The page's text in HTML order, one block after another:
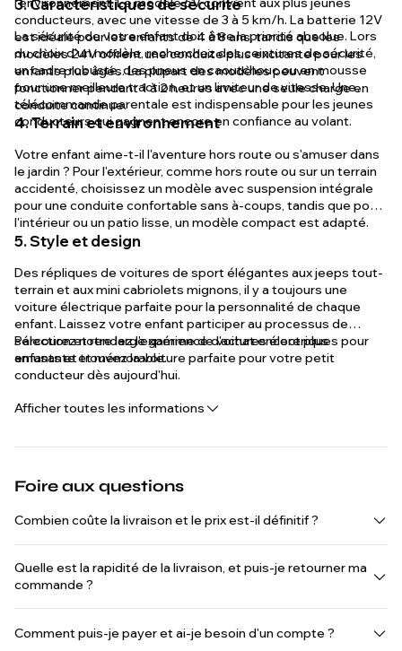
conducteurs, avec une vitesse de 3 à 5 km/h. La batterie 12V
est idéale pour les enfants de 4 à 8 ans, tandis que les
modèles 24V offrent une conduite plus excitante pour les
enfants plus âgés. La plupart des modèles peuvent
fonctionner pendant 1 à 2 heures avec une seule charge en
conduite continue.
3. Caractéristiques de sécurité
La sécurité de votre enfant doit être la priorité absolue. Lors
du choix d'un modèle, recherchez des ceintures de sécurité,
un cadre robuste, des pneus en caoutchouc ou en mousse
pour une meilleure traction, et un limiteur de vitesse. Une
télécommande parentale est indispensable pour les jeunes
conducteurs qui gagnent encore en confiance au volant.
4. Terrain et environnement
Votre enfant aime-t-il l'aventure hors route ou s'amuser dans
le jardin ? Pour l'extérieur, comme hors route ou sur un terrain
accidenté, choisissez un modèle avec suspension intégrale
pour une conduite confortable sans à-coups, tandis que pour
l'intérieur ou un patio lisse, un modèle compact est adapté.
5. Style et design
Des répliques de voitures de sport élégantes aux jeeps tout-
terrain et aux mini cabriolets mignons, il y a toujours une
voiture électrique parfaite pour la personnalité de chaque
enfant. Laissez votre enfant participer au processus de
sélection et rendez l'expérience d'achat encore plus
amusante et mémorable.
Parcourez notre large gamme de voitures électriques pour
enfants et trouvez la voiture parfaite pour votre petit
conducteur dès aujourd'hui.
Afficher toutes les informations
Foire aux questions
Combien coûte la livraison et le prix est-il définitif ?
Quelle est la rapidité de la livraison, et puis-je retourner ma
commande ?
Comment puis-je payer et ai-je besoin d'un compte ?